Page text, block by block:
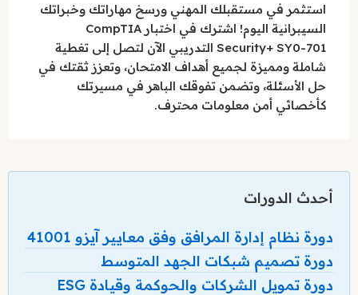
استثمر في مستقبلك المهني ورسخ مهاراتك وخبراتك
السيبرانية اليوم! اشترك في اختبار CompTIA
Security+ SY0-701 التدريبي الآن لتصل إلى تغطية
شاملة ومميزة لجميع أهداف الامتحان، وتعزز ثقتك في
حل الأسئلة، وتضمن تفوقك الباهر في مسيرتك
كأخصائي أمن معلومات محترف.
أحدث الدورات
دورة نظام إدارة المرافق وفق معايير آيزو 41001
دورة تصميم شبكات الجهد المتوسط
دورة تمويل الشركات والحوكمة وقيادة ESG